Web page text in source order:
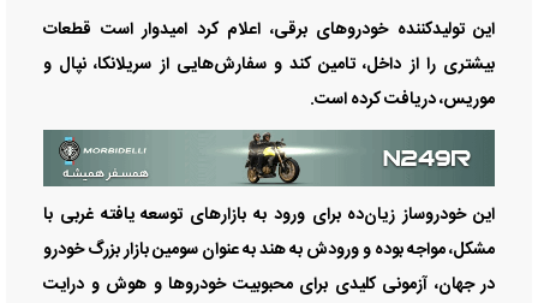
این تولیدکننده خودرو‌های برقی، اعلام کرد امیدوار است قطعات
بیشتری را از داخل، تامین کند و سفارش‌هایی از سریلانکا، نپال و
موریس، دریافت کرده است.
این خودروساز زیان‌ده برای ورود به بازار‌های توسعه یافته غربی با
مشکل، مواجه بوده و ورودش به هند به عنوان سومین بازار بزرگ خودرو
در جهان، آزمونی کلیدی برای محبوبیت خودرو‌ها و هوش و درایت